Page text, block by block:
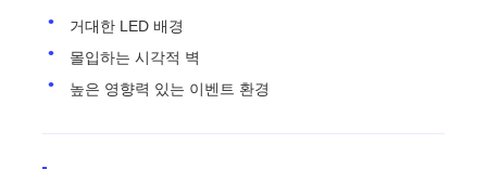
거대한 LED 배경
몰입하는 시각적 벽
높은 영향력 있는 이벤트 환경